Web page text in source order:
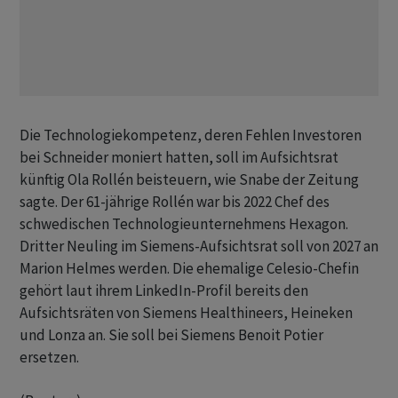
Die Technologiekompetenz, deren Fehlen Investoren
⁠bei Schneider moniert hatten, soll im Aufsichtsrat ​
künftig Ola Rollén beisteuern, ⁠wie Snabe der Zeitung
sagte. Der 61-jährige Rollén war bis 2022 ‌Chef des
schwedischen Technologieunternehmens Hexagon.
Dritter Neuling im Siemens-Aufsichtsrat soll von 2027 an
Marion Helmes werden. Die ehemalige Celesio-Chefin
gehört ‌laut ihrem LinkedIn-Profil bereits den
Aufsichtsräten von Siemens ​Healthineers, Heineken
und Lonza an. Sie soll bei Siemens Benoit Potier
ersetzen.